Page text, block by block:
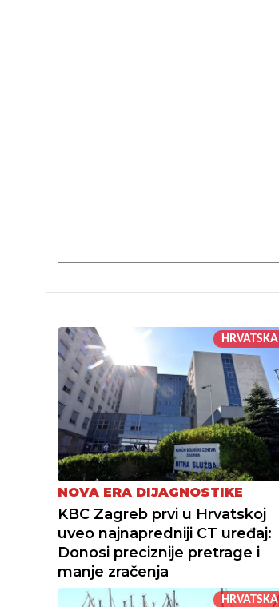
HRVATSKA
NOVA ERA DIJAGNOSTIKE
KBC Zagreb prvi u Hrvatskoj
uveo najnapredniji CT uređaj:
Donosi preciznije pretrage i
manje zračenja
HRVATSKA